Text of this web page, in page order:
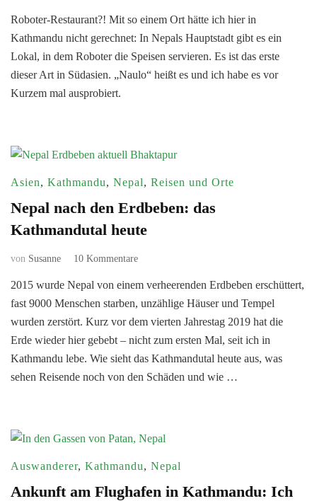
Nepal:
Im
Roboter-
Roboter-Restaurant?! Mit so einem Ort hätte ich hier in
Kathmandu nicht gerechnet: In Nepals Hauptstadt gibt es ein
Lokal, in dem Roboter die Speisen servieren. Es ist das erste
dieser Art in Südasien. „Naulo“ heißt es und ich habe es vor
Kurzem mal ausprobiert.
Asien, Kathmandu, Nepal, Reisen und Orte
Nepal nach den Erdbeben: das
Kathmandutal heute
von Susanne 10 Kommentarezu
nach
den
Erdbeben:
Kathmandutal
heute
2015 wurde Nepal von einem verheerenden Erdbeben erschüttert,
fast 9000 Menschen starben, unzählige Häuser und Tempel
wurden zerstört. Kurz vor dem vierten Jahrestag 2019 hat die
Erde wieder hier gebebt – nicht zum ersten Mal, seit ich in
Kathmandu lebe. Wie sieht das Kathmandutal heute aus, was
sehen Reisende noch von den Schäden und wie …
Auswanderer, Kathmandu, Nepal
Ankunft am Flughafen in Kathmandu: Ich